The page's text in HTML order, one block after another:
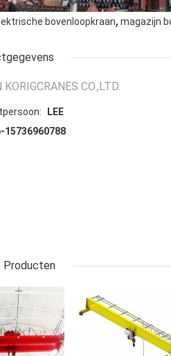
bovenloopkraan, magazijn
KORIGCRANES CO.,LTD.
LEE
15736960788
Producten